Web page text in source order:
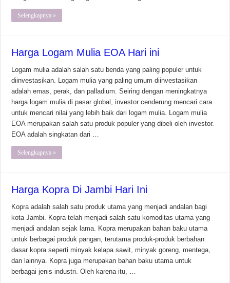
Selengkapnya »
Harga Logam Mulia EOA Hari ini
Logam mulia adalah salah satu benda yang paling populer untuk
diinvestasikan. Logam mulia yang paling umum diinvestasikan
adalah emas, perak, dan palladium. Seiring dengan meningkatnya
harga logam mulia di pasar global, investor cenderung mencari cara
untuk mencari nilai yang lebih baik dari logam mulia. Logam mulia
EOA merupakan salah satu produk populer yang dibeli oleh investor.
EOA adalah singkatan dari …
Selengkapnya »
Harga Kopra Di Jambi Hari Ini
Kopra adalah salah satu produk utama yang menjadi andalan bagi
kota Jambi. Kopra telah menjadi salah satu komoditas utama yang
menjadi andalan sejak lama. Kopra merupakan bahan baku utama
untuk berbagai produk pangan, terutama produk-produk berbahan
dasar kopra seperti minyak kelapa sawit, minyak goreng, mentega,
dan lainnya. Kopra juga merupakan bahan baku utama untuk
berbagai jenis industri. Oleh karena itu, …